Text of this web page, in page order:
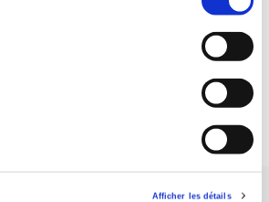
Afficher les détails
VOUS À NOS